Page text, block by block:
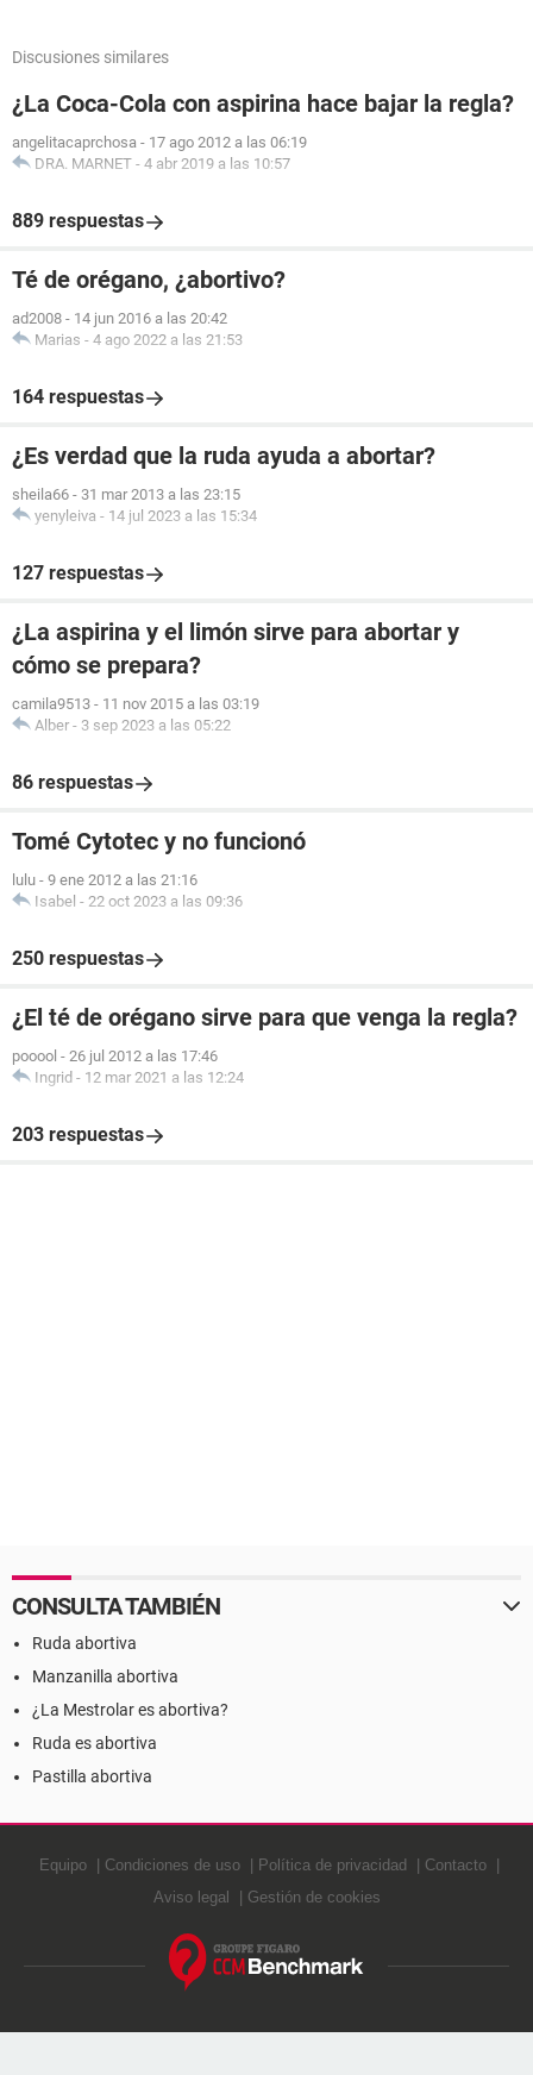
Discusiones similares
¿La Coca-Cola con aspirina hace bajar la regla?
angelitacaprchosa - 17 ago 2012 a las 06:19
DRA. MARNET - 4 abr 2019 a las 10:57
889 respuestas
Té de orégano, ¿abortivo?
ad2008 - 14 jun 2016 a las 20:42
Marias - 4 ago 2022 a las 21:53
164 respuestas
¿Es verdad que la ruda ayuda a abortar?
sheila66 - 31 mar 2013 a las 23:15
yenyleiva - 14 jul 2023 a las 15:34
127 respuestas
¿La aspirina y el limón sirve para abortar y
cómo se prepara?
camila9513 - 11 nov 2015 a las 03:19
Alber - 3 sep 2023 a las 05:22
86 respuestas
Tomé Cytotec y no funcionó
lulu - 9 ene 2012 a las 21:16
Isabel - 22 oct 2023 a las 09:36
250 respuestas
¿El té de orégano sirve para que venga la regla?
pooool - 26 jul 2012 a las 17:46
Ingrid - 12 mar 2021 a las 12:24
203 respuestas
CONSULTA TAMBIÉN
Ruda abortiva
Manzanilla abortiva
¿La Mestrolar es abortiva?
Ruda es abortiva
Pastilla abortiva
Equipo Condiciones de uso Política de privacidad
Contacto
Aviso legal
Gestión de cookies